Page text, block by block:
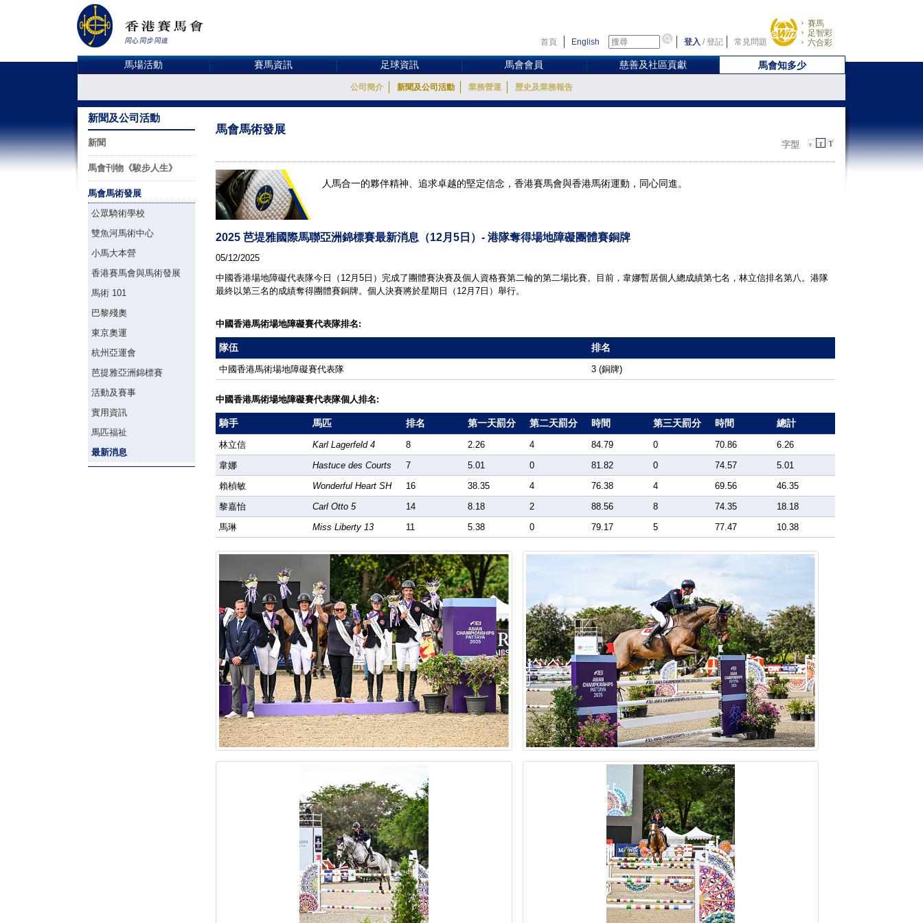
首頁 English 登入 /登記 常見問題
賽馬
足智彩
六合彩
馬場活動 賽馬資訊 足球資訊 馬會會員 慈善及社區貢獻 馬會知多少
公司簡介 新聞及公司活動 業務營運 歷史及業務報告
新聞及公司活動
新聞
馬會刊物《駿步人生》
馬會馬術發展
公眾騎術學校
雙魚河馬術中心
小馬大本營
香港賽馬會與馬術發展
馬術 101
巴黎殘奧
東京奧運
杭州亞運會
芭提雅亞洲錦標賽
活動及賽事
實用資訊
馬匹福祉
最新消息
馬會馬術發展
字型
人馬合一的夥伴精神、追求卓越的堅定信念，香港賽馬會與香港馬術運動，同心同進。
2025 芭堤雅國際馬聯亞洲錦標賽最新消息（12月5日）- 港隊奪得場地障礙團體賽銅牌
05/12/2025
中國香港場地障礙代表隊今日（12月5日）完成了團體賽決賽及個人資格賽第二輪的第二場比賽。目前，韋娜暫居個人總成績第七名，林立信排名第八。港隊
最終以第三名的成績奪得團體賽銅牌。個人決賽將於星期日（12月7日）舉行。
中國香港馬術場地障礙賽代表隊排名:
隊伍 排名
中國香港馬術場地障礙賽代表隊 3 (銅牌)
中國香港馬術場地障礙賽代表隊個人排名:
騎手 馬匹 排名 第一天罰分 第二天罰分 時間 第三天罰分 時間 總計
林立信 Karl Lagerfeld 4 8 2.26 4 84.79 0 70.86
6.26
韋娜
Hastuce des Courts 7 5.01 0 81.82 0 74.57
5.01
賴楨敏
Wonderful Heart SH 16 38.35 4 76.38 4 69.56
46.35
黎嘉怡
Carl Otto 5 14 8.18 2 88.56 8 74.35
18.18
馬琳
Miss Liberty 13 11 5.38 0 79.17 5 77.47 10.38